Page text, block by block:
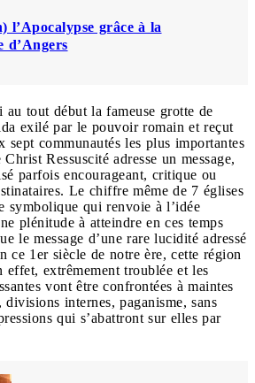
l’Apocalypse grâce à la
d’Angers
au tout début la fameuse grotte de
exilé par le pouvoir romain et reçut
sept communautés les plus importantes
Ressuscité adresse un message,
parfois encourageant, critique ou
Le chiffre même de 7 églises
symbolique qui renvoie à l’idée
plénitude à atteindre en ces temps
le message d’une rare lucidité adressé
ce 1 ersiècle de notre ère, cette région
effet, extrêmement troublée et les
vont être confrontées à maintes
internes, paganisme, sans
qui s’abattront sur elles par